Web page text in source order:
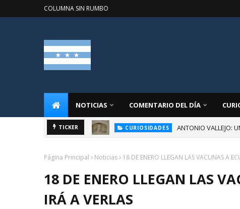
COLUMNA SIN RUMBO
NOTICIAS COMENTARIO DEL DÍA
TICKER CURIOSIDADES ANTONIO VALLEJO:
Página Principal Noticias 18 DE ENERO LLEGAN LAS VACUNAS A
18 DE ENERO LLEGAN LAS
IRÁ A VERLAS